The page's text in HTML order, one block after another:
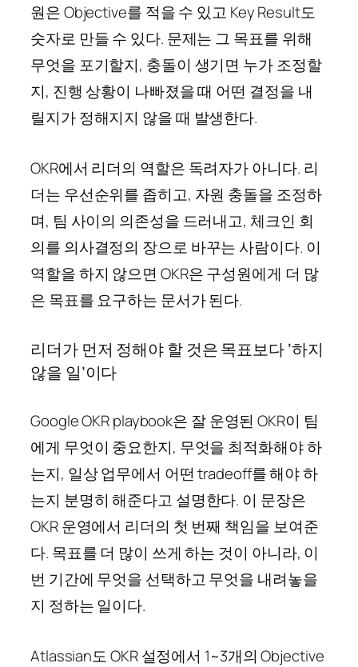
원은 Objective를 적을 수 있고 Key Result도
숫자로 만들 수 있다. 문제는 그 목표를 위해
무엇을 포기할지, 충돌이 생기면 누가 조정할
지, 진행 상황이 나빠졌을 때 어떤 결정을 내
릴지가 정해지지 않을 때 발생한다.
OKR에서 리더의 역할은 독려자가 아니다. 리
더는 우선순위를 좁히고, 자원 충돌을 조정하
며, 팀 사이의 의존성을 드러내고, 체크인 회
의를 의사결정의 장으로 바꾸는 사람이다. 이
역할을 하지 않으면 OKR은 구성원에게 더 많
은 목표를 요구하는 문서가 된다.
리더가 먼저 정해야 할 것은 목표보다 ‘하지
않을 일’이다
Google OKR playbook은 잘 운영된 OKR이 팀
에게 무엇이 중요한지, 무엇을 최적화해야 하
는지, 일상 업무에서 어떤 tradeoff를 해야 하
는지 분명히 해준다고 설명한다. 이 문장은
OKR 운영에서 리더의 첫 번째 책임을 보여준
다. 목표를 더 많이 쓰게 하는 것이 아니라, 이
번 기간에 무엇을 선택하고 무엇을 내려놓을
지 정하는 일이다.
Atlassian도 OKR 설정에서 1~3개의 Objective